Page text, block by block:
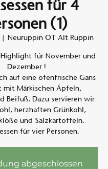
für 4
(1)
|
Neuruppin OT Alt Ruppin
Highlight für November und
Dezember !
auf eine ofenfrische Gans
Märkischen Äpfeln,
Beifuß. Dazu servieren wir
herzhaften Grünkohl,
und Salzkartoffeln.
für vier Personen.
abgeschlossen